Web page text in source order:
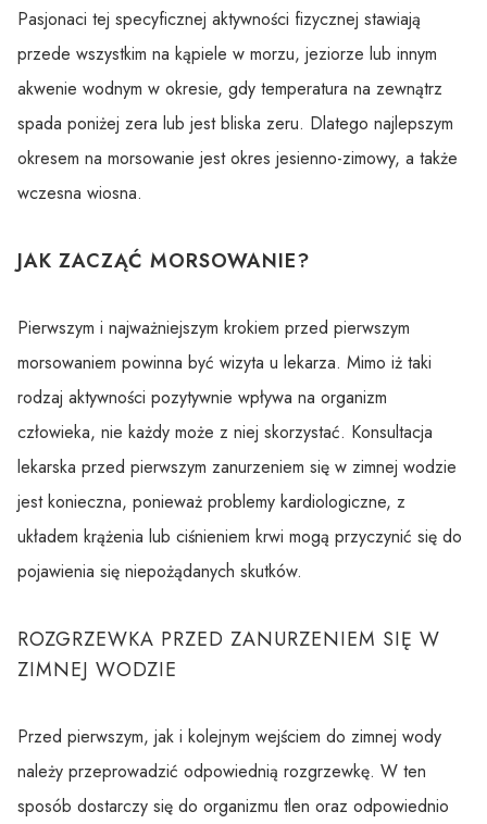
Pasjonaci tej specyficznej aktywności fizycznej stawiają
przede wszystkim na kąpiele w morzu, jeziorze lub innym
akwenie wodnym w okresie, gdy temperatura na zewnątrz
spada poniżej zera lub jest bliska zeru. Dlatego najlepszym
okresem na morsowanie jest okres jesienno-zimowy, a także
wczesna wiosna.
JAK ZACZĄĆ MORSOWANIE?
Pierwszym i najważniejszym krokiem przed pierwszym
morsowaniem powinna być wizyta u lekarza. Mimo iż taki
rodzaj aktywności pozytywnie wpływa na organizm
człowieka, nie każdy może z niej skorzystać. Konsultacja
lekarska przed pierwszym zanurzeniem się w zimnej wodzie
jest konieczna, ponieważ problemy kardiologiczne, z
układem krążenia lub ciśnieniem krwi mogą przyczynić się do
pojawienia się niepożądanych skutków.
ROZGRZEWKA PRZED ZANURZENIEM SIĘ W
ZIMNEJ WODZIE
Przed pierwszym, jak i kolejnym wejściem do zimnej wody
należy przeprowadzić odpowiednią rozgrzewkę. W ten
sposób dostarczy się do organizmu tlen oraz odpowiednio